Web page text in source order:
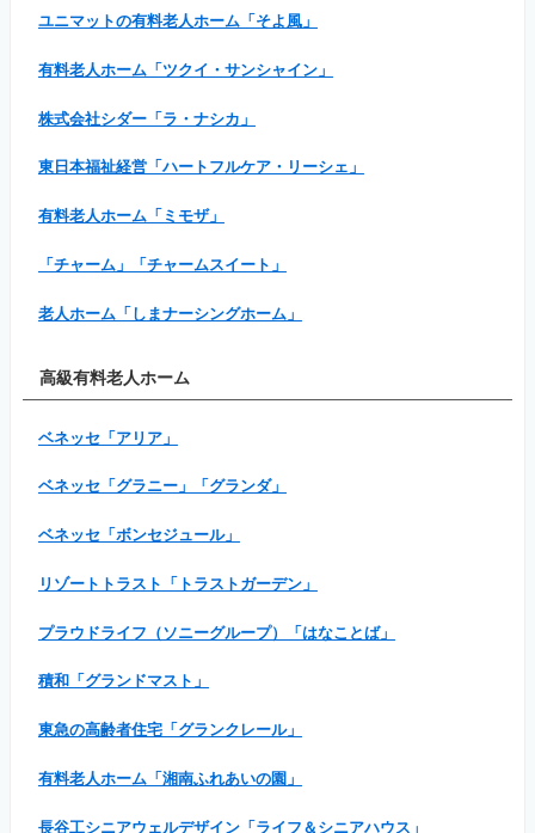
ユニマットの有料老人ホーム「そよ風」
有料老人ホーム「ツクイ・サンシャイン」
株式会社シダー「ラ・ナシカ」
東日本福祉経営「ハートフルケア・リーシェ」
有料老人ホーム「ミモザ」
「チャーム」「チャームスイート」
老人ホーム「しまナーシングホーム」
高級有料老人ホーム
ベネッセ「アリア」
ベネッセ「グラニー」「グランダ」
ベネッセ「ボンセジュール」
リゾートトラスト「トラストガーデン」
プラウドライフ（ソニーグループ）「はなことば」
積和「グランドマスト」
東急の高齢者住宅「グランクレール」
有料老人ホーム「湘南ふれあいの園」
長谷工シニアウェルデザイン「ライフ＆シニアハウス」